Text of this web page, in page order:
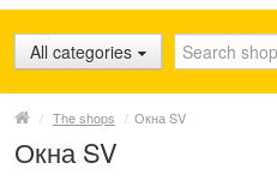
All categories
/ The shops / Окна SV
Окна SV